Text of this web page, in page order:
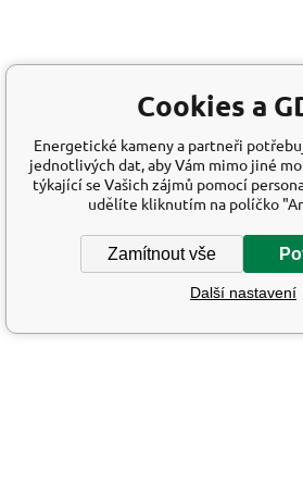
Cookies a
Energetické kameny a partneři
jednotlivých dat, aby Vám mimo jiné
týkající se Vašich zájmů pomocí
udělíte kliknutím na políčko
Zamítnout vše
Další nastavení